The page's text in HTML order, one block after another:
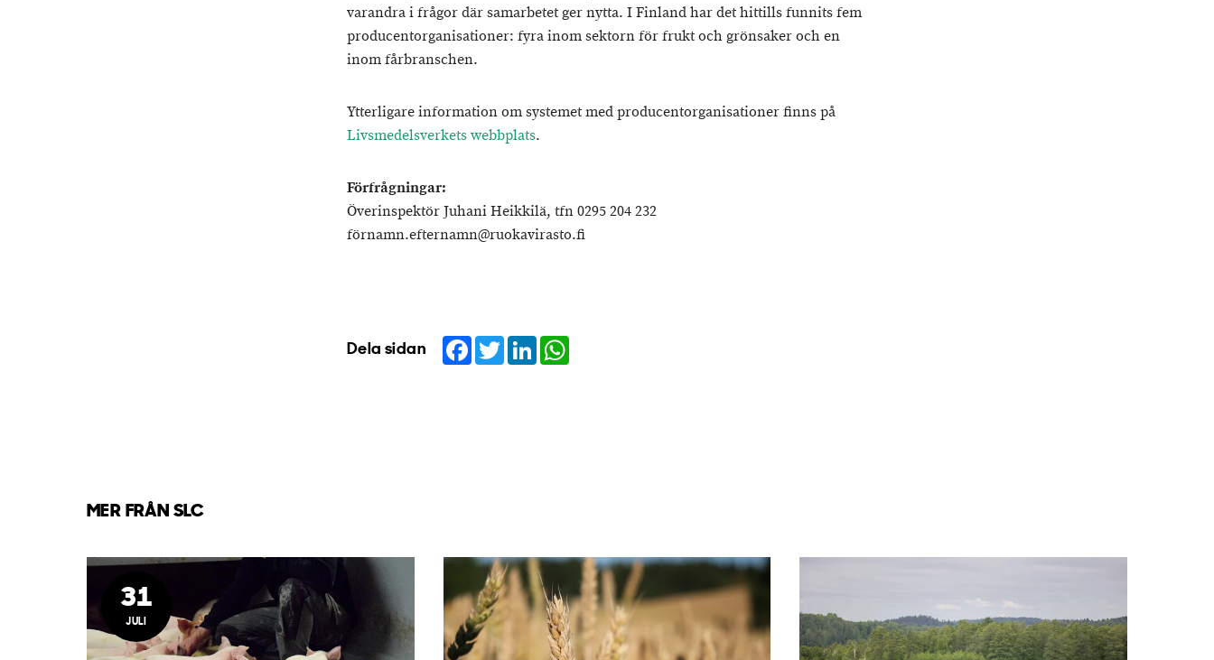
varandra i frågor där samarbetet ger nytta. I Finland har det hittills funnits fem
producentorganisationer: fyra inom sektorn för frukt och grönsaker och en
inom fårbranschen.
Ytterligare information om systemet med producentorganisationer finns på
Livsmedelsverkets webbplats.
Förfrågningar:
Överinspektör Juhani Heikkilä, tfn 0295 204 232
förnamn.efternamn@ruokavirasto.fi
Dela sidan Facebook
TwitterLinkedIn
MER FRÅN SLC
31
JULI